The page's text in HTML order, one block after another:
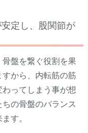
定し、股関節が
盤を繋ぐ役割を果
から、内転筋の筋
ってしまう事が想
の骨盤のバランス
す。